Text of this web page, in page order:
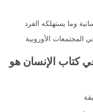
وما يستهلكه الفرد
المجتمعات الأوروبية
كتاب الإنسان هو